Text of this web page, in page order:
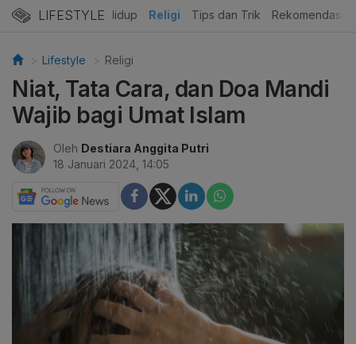
LIFESTYLE
Edukasi Gaya Hidup Religi Tips dan Trik Rekomendasi
Lifestyle Religi
Niat, Tata Cara, dan Doa Mandi
Wajib bagi Umat Islam
Oleh Destiara Anggita Putri
18 Januari 2024, 14:05